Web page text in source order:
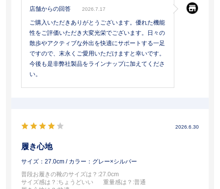
店舗からの回答 2026.7.17
ご購入いただきありがとうございます。優れた機能
性をご評価いただき大変光栄でございます。日々の
散歩やアクティブな外出を快適にサポートする一足
ですので、末永くご愛用いただけますと幸いです。
今後も是非弊社製品をラインナップに加えてくださ
い。
2026.6.30
履き心地
サイズ：27.0cm / カラー：グレー×シルバー
普段お履きの靴のサイズは？ :27.0cm
サイズ感は？ :ちょうどいい 重量感は？ :普通